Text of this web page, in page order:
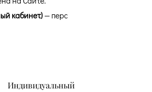
кабинет)— перс